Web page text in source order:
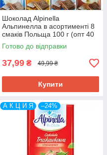
Шоколад Alpinella
Альпинелла в асортименті 8
смаків Польща 100 г (опт 40
шт)
Готово до відправки
37,99 ₴ 49,99 ₴
Купити
А К Ц И Я –24%